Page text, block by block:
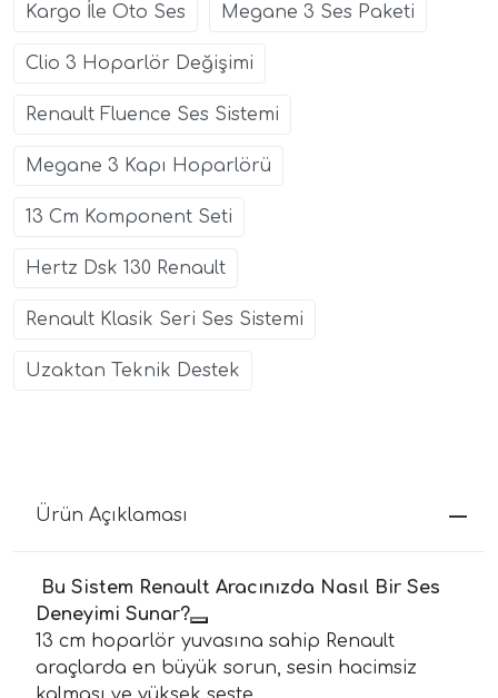
Kargo İle Oto Ses Megane 3 Ses Paketi
Clio 3 Hoparlör Değişimi
Renault Fluence Ses Sistemi
Megane 3 Kapı Hoparlörü
13 Cm Komponent Seti
Hertz Dsk 130 Renault
Renault Klasik Seri Ses Sistemi
Uzaktan Teknik Destek
Ürün Açıklaması
Bu Sistem Renault Aracınızda Nasıl Bir Ses
Deneyimi Sunar?
13 cm hoparlör yuvasına sahip Renault
araçlarda en büyük sorun, sesin hacimsiz